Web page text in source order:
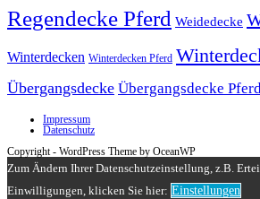
Regendecke Pferd Weidedecke
Winterdecken Winterdecken Pferd
Übergangsdecke Übergangsdecke
Impressum
Datenschutz
Copyright - WordPress Theme by OceanWP
Zum Ändern Ihrer Datenschutzeinstellung, z.B.
Einwilligungen, klicken Sie hier: Einstellungen